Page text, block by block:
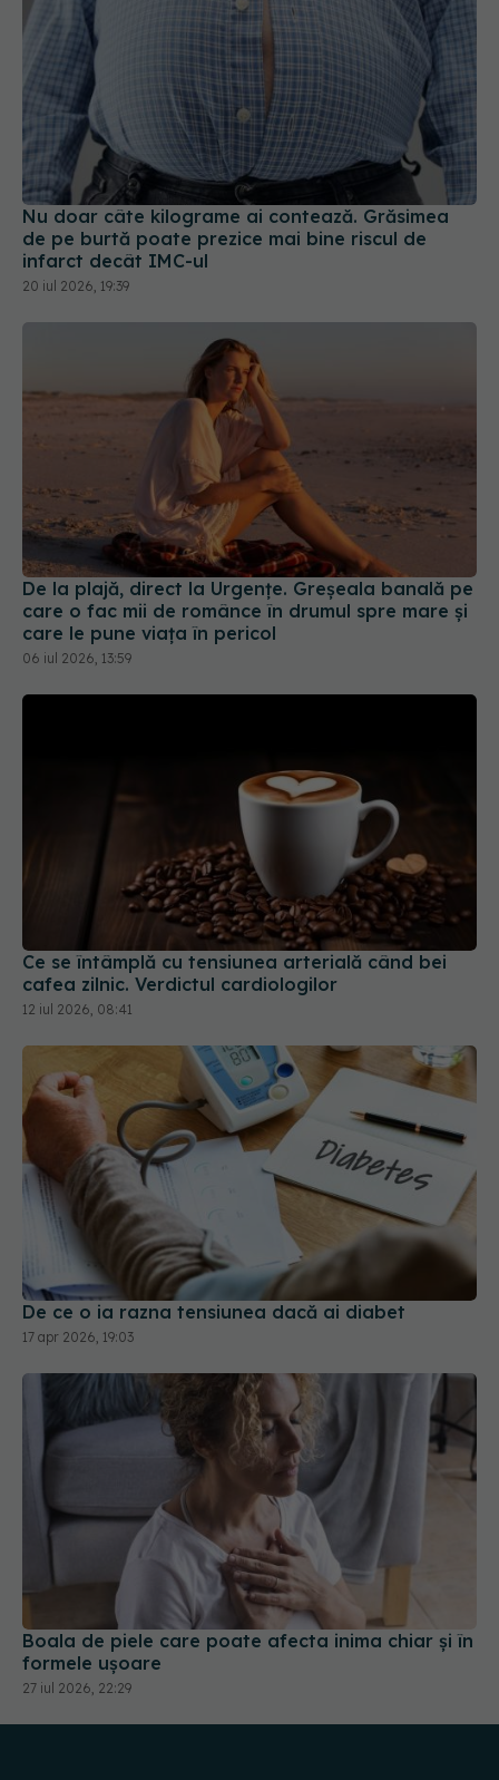
Nu doar câte kilograme ai contează. Grăsimea
de pe burtă poate prezice mai bine riscul de
infarct decât IMC-ul
20 iul 2026, 19:39
De la plajă, direct la Urgențe. Greșeala banală pe
care o fac mii de românce în drumul spre mare și
care le pune viața în pericol
06 iul 2026, 13:59
Ce se întâmplă cu tensiunea arterială când bei
cafea zilnic. Verdictul cardiologilor
12 iul 2026, 08:41
De ce o ia razna tensiunea dacă ai diabet
17 apr 2026, 19:03
Boala de piele care poate afecta inima chiar și în
formele ușoare
27 iul 2026, 22:29